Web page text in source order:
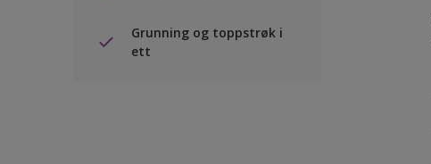
Grunning og toppstrøk i
ett